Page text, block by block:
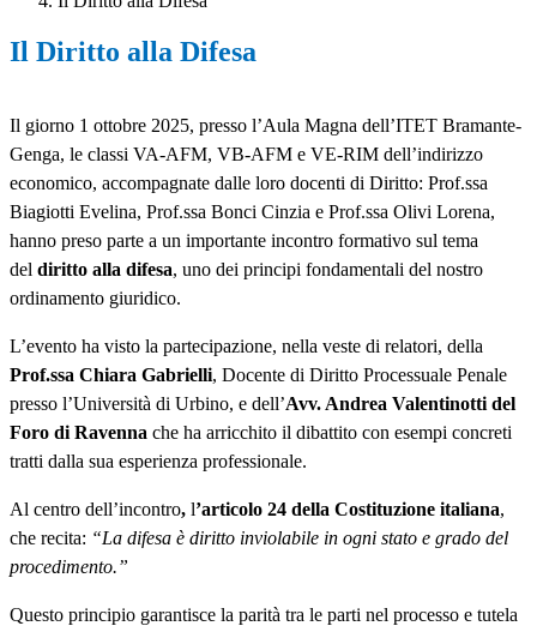
Il Diritto alla Difesa
Il giorno 1 ottobre 2025, presso l’Aula Magna dell’ITET Bramante-
Genga, le classi VA-AFM, VB-AFM e VE-RIM dell’indirizzo
economico, accompagnate dalle loro docenti di Diritto: Prof.ssa
Biagiotti Evelina, Prof.ssa Bonci Cinzia e Prof.ssa Olivi Lorena,
hanno preso parte a un importante incontro formativo sul tema
del diritto alla difesa, uno dei principi fondamentali del nostro
ordinamento giuridico.
L’evento ha visto la partecipazione, nella veste di relatori, della
Prof.ssa Chiara Gabrielli, Docente di Diritto Processuale Penale
presso l’Università di Urbino, e dell’Avv. Andrea Valentinotti del
Foro di Ravenna che ha arricchito il dibattito con esempi concreti
tratti dalla sua esperienza professionale.
Al centro dell’incontro, l’articolo 24 della Costituzione italiana,
che recita: “La difesa è diritto inviolabile in ogni stato e grado del
procedimento.”
Questo principio garantisce la parità tra le parti nel processo e tutela